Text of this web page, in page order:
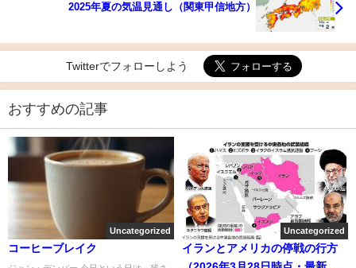
2025年夏の気温見通し（関東甲信地方）
Twitterでフォローしよう
おすすめの記事
Uncategorized
コーヒーブレイク
Uncategorized
イランとアメリカの停戦の行方